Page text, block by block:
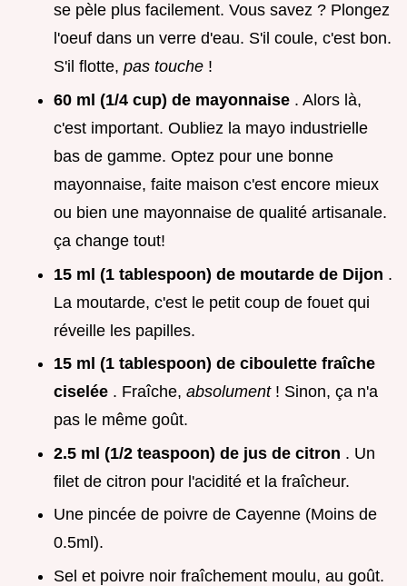
se pèle plus facilement. Vous savez ? Plongez
l'oeuf dans un verre d'eau. S'il coule, c'est bon.
S'il flotte, pas touche !
60 ml (1/4 cup) de mayonnaise . Alors là,
c'est important. Oubliez la mayo industrielle
bas de gamme. Optez pour une bonne
mayonnaise, faite maison c'est encore mieux
ou bien une mayonnaise de qualité artisanale.
ça change tout!
15 ml (1 tablespoon) de moutarde de Dijon .
La moutarde, c'est le petit coup de fouet qui
réveille les papilles.
15 ml (1 tablespoon) de ciboulette fraîche
ciselée . Fraîche, absolument ! Sinon, ça n'a
pas le même goût.
2.5 ml (1/2 teaspoon) de jus de citron . Un
filet de citron pour l'acidité et la fraîcheur.
Une pincée de poivre de Cayenne (Moins de
0.5ml).
Sel et poivre noir fraîchement moulu, au goût.